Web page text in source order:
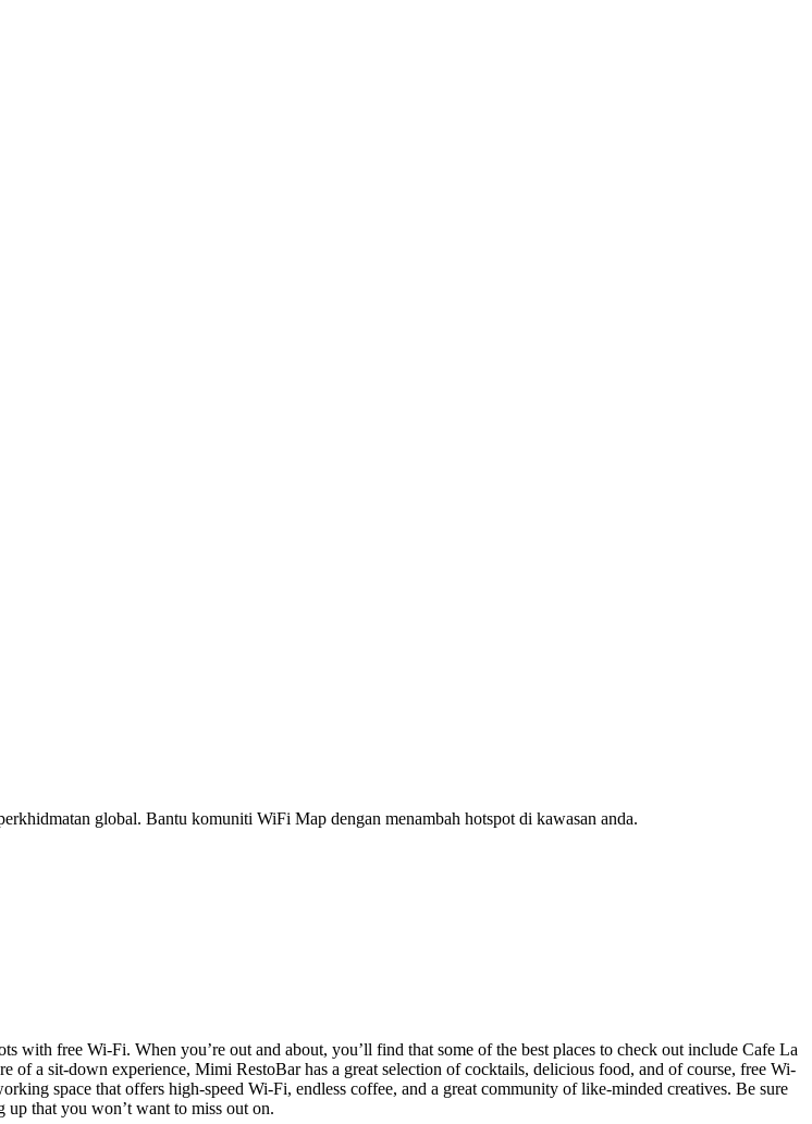
global. Bantu komuniti WiFi Map dengan menambah hotspot di kawasan anda.
free Wi-Fi. When you’re out and about, you’ll find that some of the best places to check out include Cafe La
a sit-down experience, Mimi RestoBar has a great selection of cocktails, delicious food, and of course, free Wi-
space that offers high-speed Wi-Fi, endless coffee, and a great community of like-minded creatives. Be sure
up that you won’t want to miss out on.